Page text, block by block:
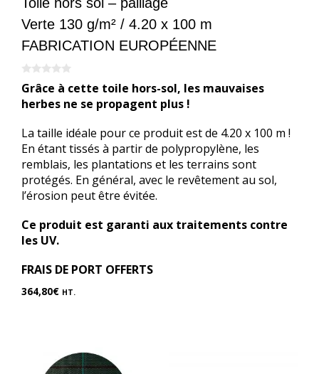
Verte 130 g/m² / 4.20 x 100 m
FABRICATION EUROPÉENNE
0
s
u
r
Grâce à cette toile hors-sol, les mauvaises
herbes ne se propagent plus !
La taille idéale pour ce produit est de 4.20 x 100 m !
En étant tissés à partir de polypropylène, les
remblais, les plantations et les terrains sont
protégés. En général, avec le revêtement au sol,
l’érosion peut être évitée.
Ce produit est garanti aux traitements contre
les UV.
FRAIS DE PORT OFFERTS
364,80€ HT.